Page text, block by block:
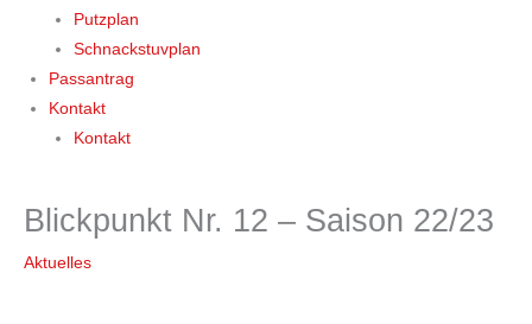
Putzplan
Schnackstuvplan
Passantrag
Kontakt
Kontakt
Blickpunkt Nr. 12 – Saison 22/23
Aktuelles